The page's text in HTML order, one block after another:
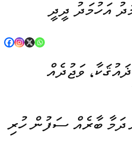
އަހުމަދު ދީދީ
ވަޖުދެއް
ދަމާ ބާރެއް ސަފުން ހުރި